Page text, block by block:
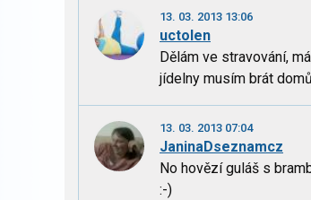
13. 03. 2013 13:06
uctolen
Dělám ve stravování,
jídelny musím brát
13. 03. 2013 07:04
JaninaDseznamcz
No hovězí guláš s
:-)